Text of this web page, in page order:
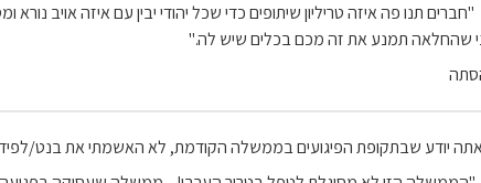
"חברים תנו פה איזה טריליון שיתופים כדי שכל יהודי יבין עם איזה אויב
שהחלאה תמנע את זה מכם בכלים שיש לה."
יודע שבתקופת הפיגועים בממשלה הקודמת, לא האשמתי את בנט/